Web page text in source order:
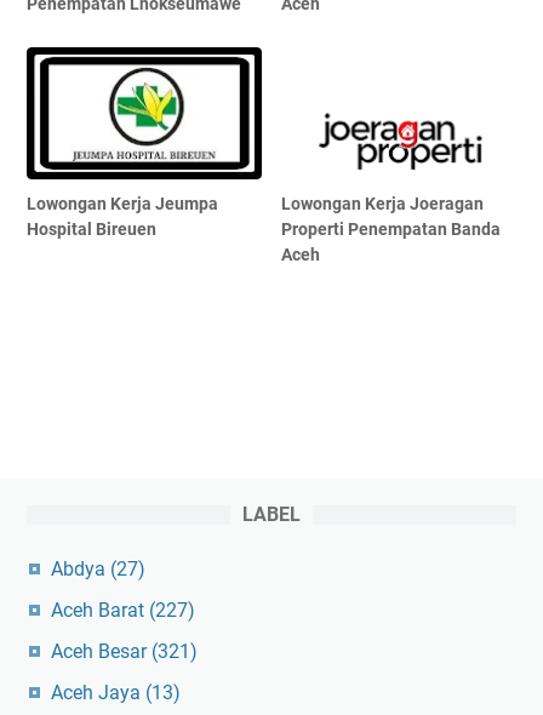
Lowongan Kerja Jeumpa
Hospital Bireuen
Lowongan Kerja Joeragan
Properti Penempatan Banda
Aceh
LABEL
Abdya (27)
Aceh Barat (227)
Aceh Besar (321)
Aceh Jaya (13)